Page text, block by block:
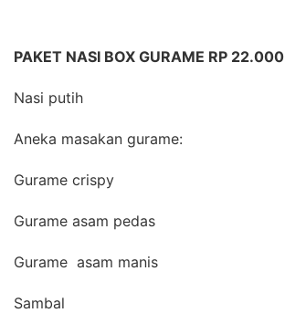
PAKET NASI BOX GURAME RP 22.000
Nasi putih
Aneka masakan gurame:
Gurame crispy
Gurame asam pedas
Gurame asam manis
Sambal